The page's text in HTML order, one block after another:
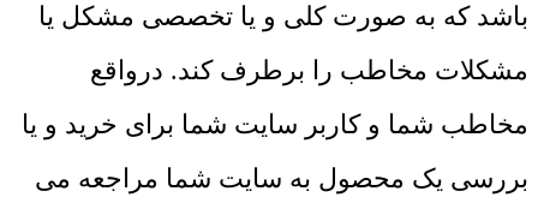
باشد که به صورت کلی و یا تخصصی مشکل یا
مشکلات مخاطب را برطرف کند. درواقع
مخاطب شما و کاربر سایت شما برای خرید و یا
بررسی یک محصول به سایت شما مراجعه می